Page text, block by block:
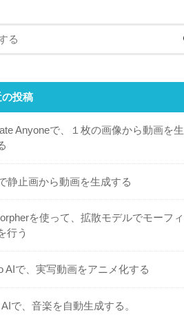
投稿
Anyoneで、１枚の画像から動画を生
静止画から動画を生成する
を使って、拡散モデルでモーフィ
行う
AIで、実写動画をアニメ化する
AIで、音楽を自動生成する。